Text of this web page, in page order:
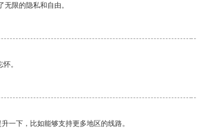
限的隐私和自由。
。
一下，比如能够支持更多地区的线路。